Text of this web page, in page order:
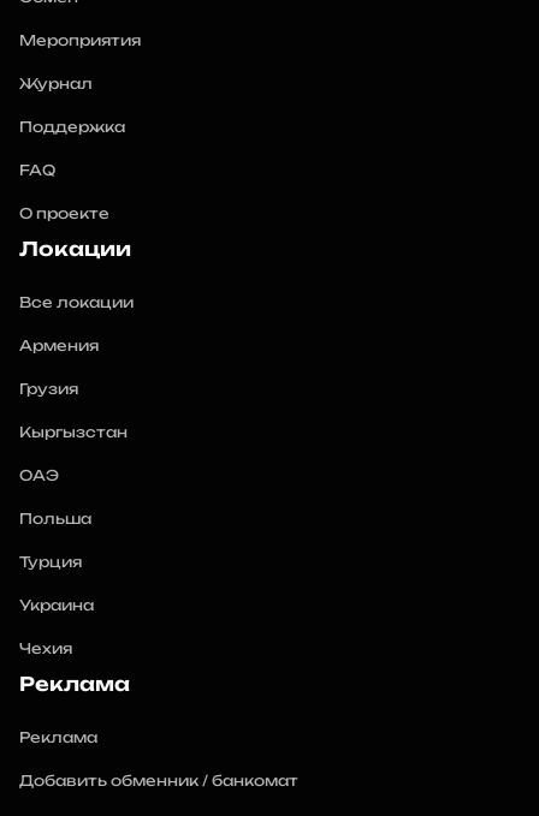
Мероприятия
Журнал
Поддержка
FAQ
О проекте
Локации
Все локации
Армения
Грузия
Кыргызстан
ОАЭ
Польша
Турция
Украина
Чехия
Реклама
Реклама
Добавить обменник / банкомат